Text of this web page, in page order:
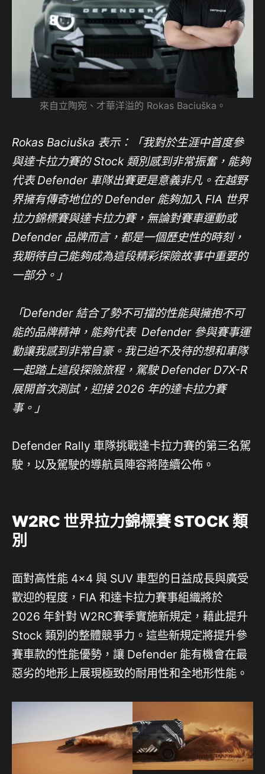
來自立陶宛、才華洋溢的 Rokas Baciuška。
Rokas Baciuška 表示：「我對於生涯中首度參
與達卡拉力賽的 Stock 類別感到非常振奮，能夠
代表 Defender 車隊出賽更是意義非凡。在越野
界擁有傳奇地位的 Defender 能夠加入 FIA 世界
拉力錦標賽與達卡拉力賽，無論對賽車運動或
Defender 品牌而言，都是一個歷史性的時刻，
我期待自己能夠成為這段精彩探險故事中重要的
一部分。」
「Defender 結合了勢不可擋的性能與擁抱不可
能的品牌精神，能夠代表 Defender 參與賽事運
動讓我感到非常自豪。我已迫不及待的想和車隊
一起踏上這段探險旅程，駕駛 Defender D7X-R
展開首次測試，迎接 2026 年的達卡拉力賽
事。」
Defender Rally 車隊挑戰達卡拉力賽的第三名駕
駛，以及駕駛的導航員陣容將陸續公佈。
W2RC 世界拉力錦標賽 STOCK 類
別
面對高性能 4×4 與 SUV 車型的日益成長與廣受
歡迎的程度，FIA 和達卡拉力賽事組織將於
2026 年針對 W2RC賽季實施新規定，藉此提升
Stock 類別的整體競爭力。這些新規定將提升參
賽車款的性能優勢，讓 Defender 能有機會在最
惡劣的地形上展現極致的耐用性和全地形性能。